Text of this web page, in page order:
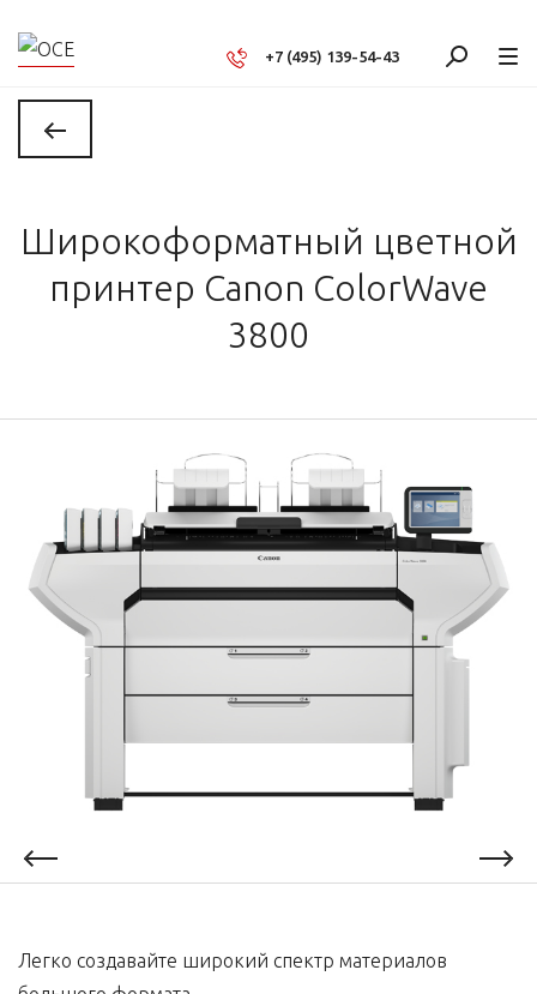
+7 (495) 139-54-43
Широкоформатный цветной
принтер Canon ColorWave
3800
Легко создавайте широкий спектр материалов